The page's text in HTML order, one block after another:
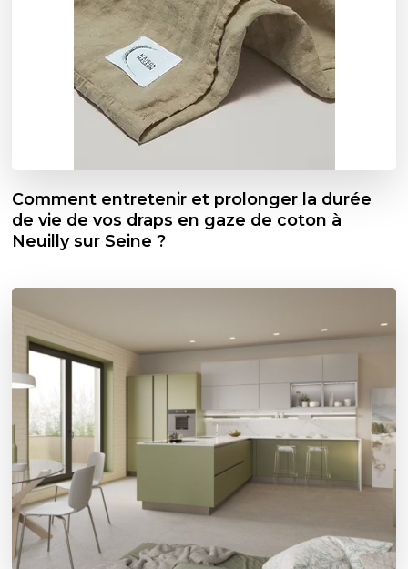
Comment entretenir et prolonger la durée
de vie de vos draps en gaze de coton à
Neuilly sur Seine ?